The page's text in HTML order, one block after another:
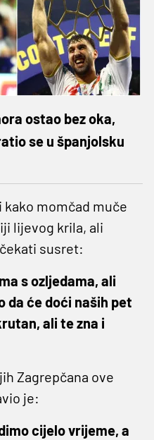
ostao bez oka,
se u španjolsku
momčad muče
lijevog krila, ali
susret:
s ozljedama, ali
da će doći naših pet
ali te zna i
Zagrepčana ove
je:
cijelo vrijeme, a